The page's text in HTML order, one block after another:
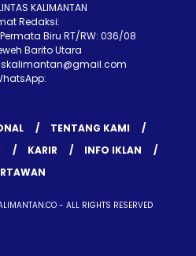
KALIMANTAN
Redaksi:
Biru RT/RW: 036/08
Barito Utara
TENTANG KAMI
KARIR
INFO IKLAN
- ALL RIGHTS RESERVED